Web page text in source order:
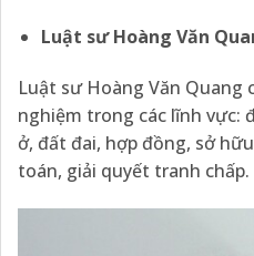
Luật sư Hoàng Văn
Luật sư Hoàng Văn Quang
nghiệm trong các lĩnh vực:
ở, đất đai, hợp đồng, sở
toán, giải quyết tranh chấp.